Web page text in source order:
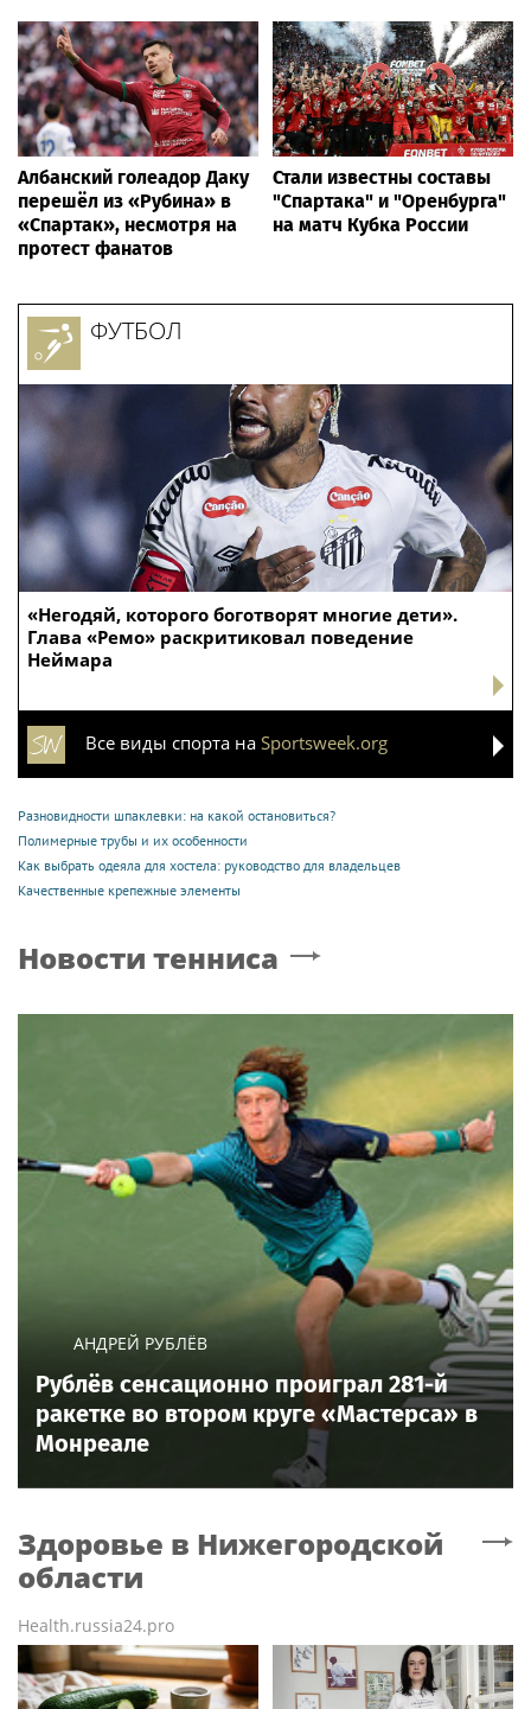
Албанский голеадор Даку
перешёл из «Рубина» в
«Спартак», несмотря на
протест фанатов
Стали известны составы
"Спартака" и "Оренбурга"
на матч Кубка России
«Негодяй, которого боготворят многие дети».
Глава «Ремо» раскритиковал поведение
Неймара
ФУТБОЛ
Все виды спорта на Sportsweek.org
Разновидности шпаклевки: на какой остановиться?
Полимерные трубы и их особенности
Как выбрать одеяла для хостела: руководство для владельцев
Качественные крепежные элементы
Новости тенниса
АНДРЕЙ РУБЛЁВ
Рублёв сенсационно проиграл 281-й
ракетке во втором круге «Мастерса» в
Монреале
Здоровье в Нижегородской
области
Health.russia24.pro